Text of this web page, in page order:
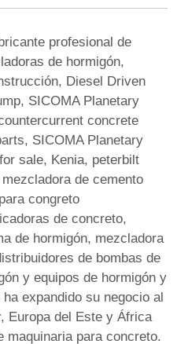
profesional de
de hormigón,
, Diesel Driven
, SICOMA Planetary
concrete
, SICOMA Planetary
sale, Kenia, peterbilt
de cemento
congreto
de concreto,
de hormigón, mezcladora
de bombas de
y equipos de hormigón y
expandido su negocio al
Europa del Este y África
maquinaria para concreto.